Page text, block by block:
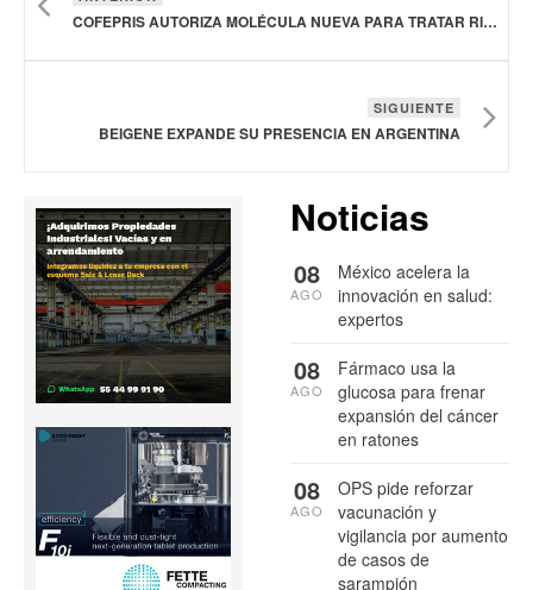
COFEPRIS AUTORIZA MOLÉCULA NUEVA PARA TRATAR RINITIS ALÉRGICA
SIGUIENTE
BEIGENE EXPANDE SU PRESENCIA EN ARGENTINA
Noticias
México acelera la
innovación en salud:
expertos
08
AGO
Fármaco usa la
glucosa para frenar
expansión del cáncer
en ratones
08
AGO
OPS pide reforzar
vacunación y
vigilancia por aumento
de casos de
sarampión
08
AGO